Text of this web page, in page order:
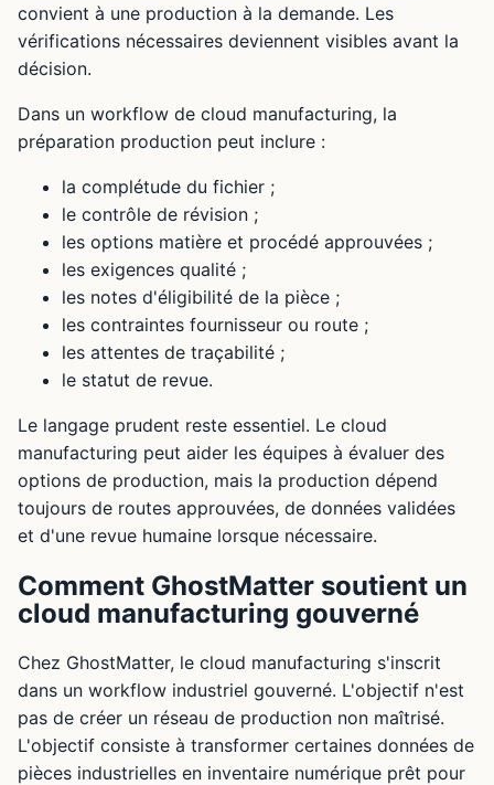
convient à une production à la demande. Les
vérifications nécessaires deviennent visibles avant la
décision.
Dans un workflow de cloud manufacturing, la
préparation production peut inclure :
la complétude du fichier ;
le contrôle de révision ;
les options matière et procédé approuvées ;
les exigences qualité ;
les notes d'éligibilité de la pièce ;
les contraintes fournisseur ou route ;
les attentes de traçabilité ;
le statut de revue.
Le langage prudent reste essentiel. Le cloud
manufacturing peut aider les équipes à évaluer des
options de production, mais la production dépend
toujours de routes approuvées, de données validées
et d'une revue humaine lorsque nécessaire.
Comment GhostMatter soutient un
cloud manufacturing gouverné
Chez GhostMatter, le cloud manufacturing s'inscrit
dans un workflow industriel gouverné. L'objectif n'est
pas de créer un réseau de production non maîtrisé.
L'objectif consiste à transformer certaines données de
pièces industrielles en inventaire numérique prêt pour